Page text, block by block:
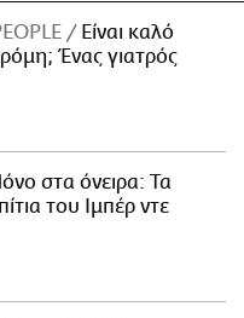
Είναι καλό
Ένας γιατρός
στα όνειρα: Τα
του Ιμπέρ ντε